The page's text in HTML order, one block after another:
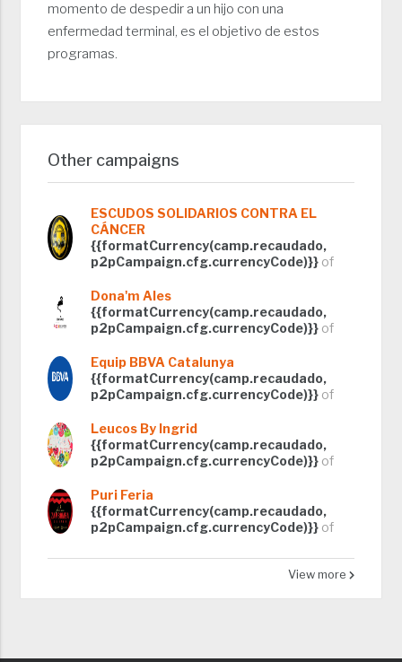
momento de despedir a un hijo con una
enfermedad terminal, es el objetivo de estos
programas.
Other campaigns
ESCUDOS SOLIDARIOS CONTRA EL
CÁNCER
{{formatCurrency(camp.recaudado,
p2pCampaign.cfg.currencyCode)}} of
Dona'm Ales
{{formatCurrency(camp.recaudado,
p2pCampaign.cfg.currencyCode)}} of
Equip BBVA Catalunya
{{formatCurrency(camp.recaudado,
p2pCampaign.cfg.currencyCode)}} of
Leucos By Ingrid
{{formatCurrency(camp.recaudado,
p2pCampaign.cfg.currencyCode)}} of
Puri Feria
{{formatCurrency(camp.recaudado,
p2pCampaign.cfg.currencyCode)}} of
View more